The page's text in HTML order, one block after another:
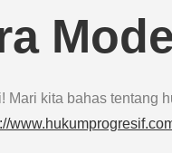
kita bahas tentang